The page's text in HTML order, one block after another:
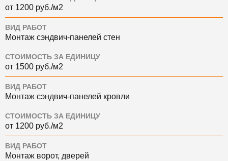
от 1200 руб./м2
ВИД РАБОТ
Монтаж сэндвич-панелей стен
СТОИМОСТЬ ЗА ЕДИНИЦУ
от 1500 руб./м2
ВИД РАБОТ
Монтаж сэндвич-панелей кровли
СТОИМОСТЬ ЗА ЕДИНИЦУ
от 1200 руб./м2
ВИД РАБОТ
Монтаж ворот, дверей